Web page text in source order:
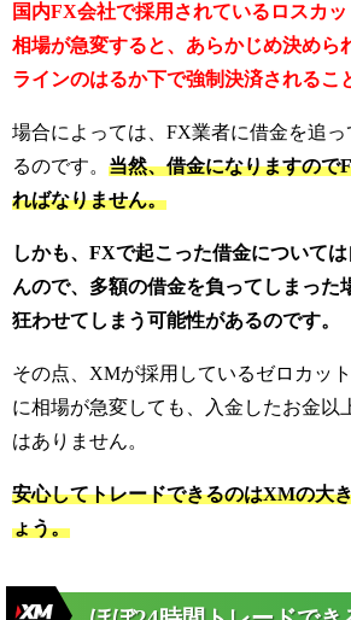
国内FX会社で採用されているロスカッ
相場が急変すると、あらかじめ決めら
ラインのはるか下で強制決済されるこ
場合によっては、FX業者に借金を追
るのです。 当然、借金になりますので
ればなりません。
しかも、FXで起こった借金について
んので、多額の借金を負ってしまった
狂わせてしまう可能性があるのです。
その点、XMが採用しているゼロカッ
に相場が急変しても、入金したお金以
はありません。
安心してトレードできるのはXMの大
ょう。